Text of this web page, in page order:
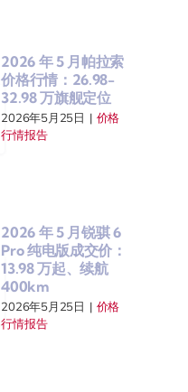
2026 年 5 月帕拉索
价格行情：26.98-
32.98 万旗舰定位
2026年5月25日 | 价格
行情报告
2026 年 5 月锐骐 6
Pro 纯电版成交价：
13.98 万起、续航
400km
2026年5月25日 | 价格
行情报告